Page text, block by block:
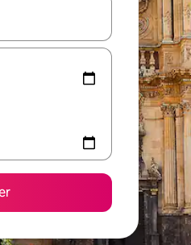
utilisez les flèches vers le haut et